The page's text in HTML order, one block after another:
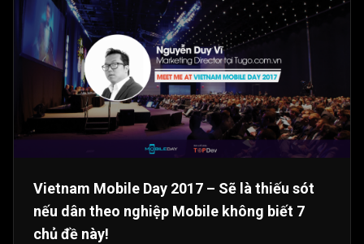
Vietnam Mobile Day 2017 – Sẽ là thiếu sót
nếu dân theo nghiệp Mobile không biết 7
chủ đề này!